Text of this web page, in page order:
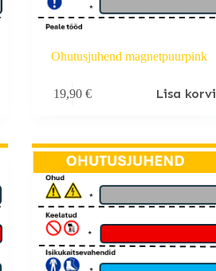
Ohutusjuhend magnetpuurpink
19,90 € Lisa korvi